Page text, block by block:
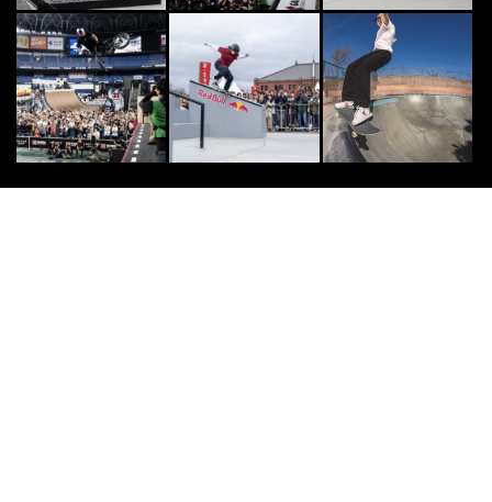
8
“エディ・アイカウ・メモリアル”世
界最大の波で争う伝説的 ビッグウ
ェーブ・コンテ...
2014.11.19
9 OTHERS